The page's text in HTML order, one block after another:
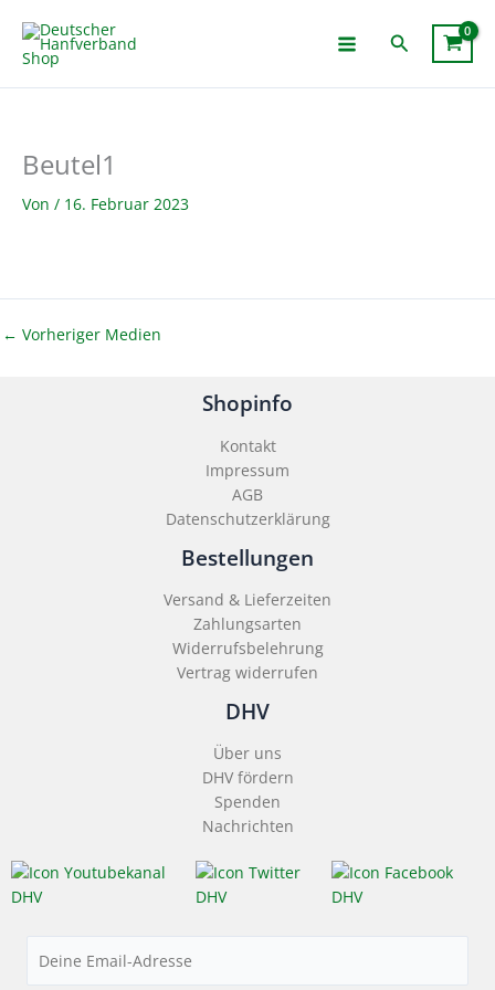
Inhalt
springen
Suchen
Beutel1
Von / 16. Februar 2023
← Vorheriger Medien
Shopinfo
Kontakt
Impressum
AGB
Datenschutzerklärung
Bestellungen
Versand & Lieferzeiten
Zahlungsarten
Widerrufsbelehrung
Vertrag widerrufen
DHV
Über uns
DHV fördern
Spenden
Nachrichten